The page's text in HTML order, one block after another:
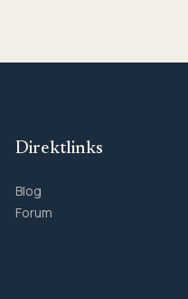
Direktlinks
Blog
Forum